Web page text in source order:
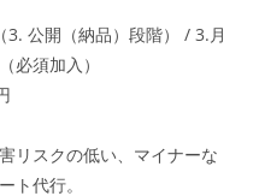
3. 公開（納品）段階​） / 3.月
必須加入）
リスクの低い、マイナーな
ト代行。